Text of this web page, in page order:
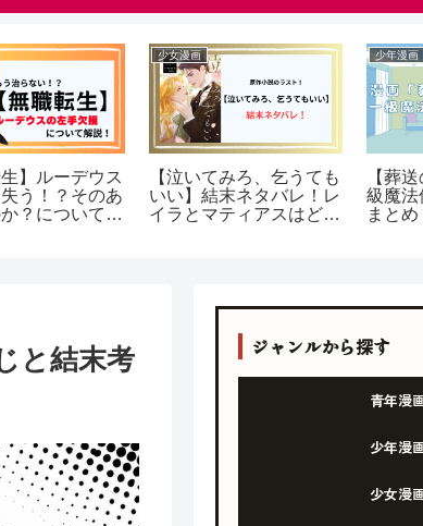
モジュロ】ど
？無料で読む
青年漫画
【薬屋のひとりごと】子
翠（桜蘭）は死亡する？
生きている理由について
青年漫画
漫画【
行の全
回の結
と結末考
ジャンルから探す
青年漫
少年漫
少女漫